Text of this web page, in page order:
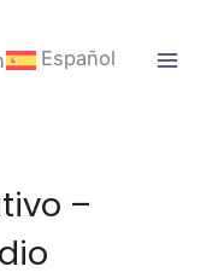
Español
–